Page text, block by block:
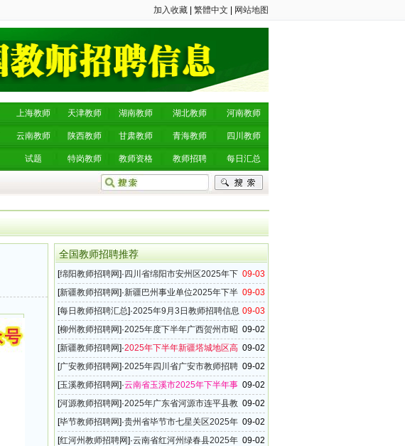
加入收藏 繁體中文 网站地图
上海教师 天津教师 湖南教师 湖北教师 河南教师
云南教师 陕西教师 甘肃教师 青海教师 四川教师
试题 特岗教师 教师资格 教师招聘 每日汇总
全国教师招聘推荐
09-03
[绵阳教师招聘网]· 四川省绵阳市安州区2025年下
半年教师招聘9名公告
09-03
[新疆教师招聘网]·新疆巴州事业单位2025年下半
年教师招聘公告
09-03
[每日教师招聘汇总]·2025年9月3日教师招聘信息
汇总（54条）
09-02
[柳州教师招聘网]·2025年度下半年广西贺州市昭
平县事业单位教师招聘公告
09-02
[新疆教师招聘网]·2025年下半年新疆塔城地区高
中教师招聘18名公告
09-02
[广安教师招聘网]·2025年四川省广安市教师招聘
14名公告
09-02
[玉溪教师招聘网]·云南省玉溪市2025年下半年事
业单位招聘工作人员公告
09-02
[河源教师招聘网]·2025年广东省河源市连平县教
师招聘40名公告
09-02
[毕节教师招聘网]·贵州省毕节市七星关区2025年
中小学教师招聘300名简章
09-02
[红河州教师招聘网]·云南省红河州绿春县2025年